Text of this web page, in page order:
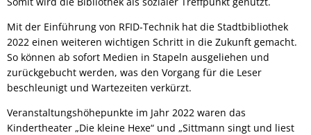
Mit der Einführung von RFID-Technik hat die Stadtbibliothek
2022 einen weiteren wichtigen Schritt in die Zukunft gemacht.
So können ab sofort Medien in Stapeln ausgeliehen und
zurückgebucht werden, was den Vorgang für die Leser
beschleunigt und Wartezeiten verkürzt.
Veranstaltungshöhepunkte im Jahr 2022 waren das
Kindertheater „Die kleine Hexe“ und „Sittmann singt und liest